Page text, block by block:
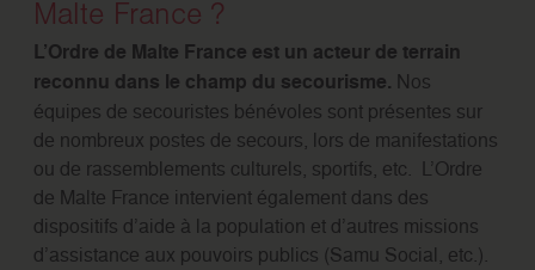
Malte France ?
L’Ordre de Malte France est un acteur de terrain
reconnu dans le champ du secourisme. Nos
équipes de secouristes bénévoles sont présentes sur
de nombreux postes de secours, lors de manifestations
ou de rassemblements culturels, sportifs, etc. L’Ordre
de Malte France intervient également dans des
dispositifs d’aide à la population et d’autres missions
d’assistance aux pouvoirs publics (Samu Social, etc.).